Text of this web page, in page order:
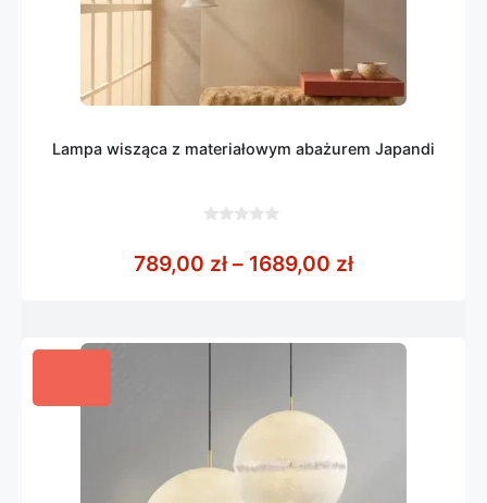
Lampa wisząca z materiałowym abażurem Japandi
5
789,00 zł – 1689,00 złZakres cen: